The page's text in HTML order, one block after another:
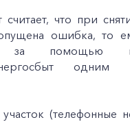
считает, что при
ошибка, то
за помощью
одним
(телефонные